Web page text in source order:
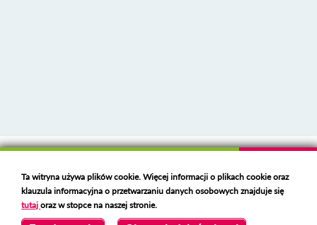
Deklaracja dostępności
Polski serwer RBLhttps://polspam.pl/
Copyright 2023 Urząd Miejski w Opolu Lubelskim
Ta witryna używa plików cookie. Więcej informacji o plikach cookie oraz
klauzula informacyjna o przetwarzaniu danych osobowych znajduje się
tutajoraz w stopce na naszej stronie.